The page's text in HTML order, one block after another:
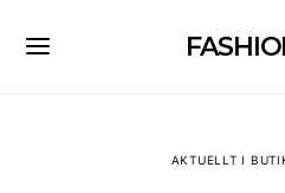
AKTUELLT I